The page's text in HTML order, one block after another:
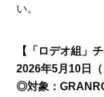
い。
【「ロデオ組」
2026年5月10日
◎対象：